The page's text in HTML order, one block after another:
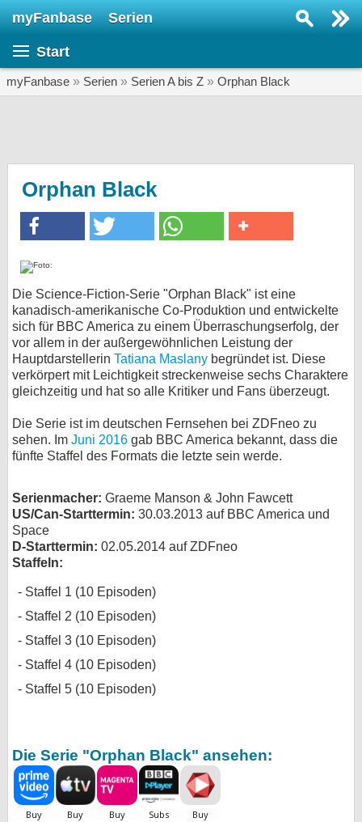
myFanbase Serien
Start
myFanbase » Serien » Serien A bis Z » Orphan Black
Orphan Black
Die Science-Fiction-Serie "Orphan Black" ist eine
kanadisch-amerikanische Co-Produktion und entwickelte
sich für BBC America zu einem Überraschungserfolg, der
vor allem in der außergewöhnlichen Leistung der
Hauptdarstellerin Tatiana Maslany begründet ist. Diese
verkörpert mit Leichtigkeit streckenweise sechs Charaktere
gleichzeitig und hat so alle Kritiker und Fans überzeugt.
Die Serie ist im deutschen Fernsehen bei ZDFneo zu
sehen. Im Juni 2016 gab BBC America bekannt, dass die
fünfte Staffel des Formats die letzte sein werde.
Serienmacher: Graeme Manson & John Fawcett
US/Can-Starttermin: 30.03.2013 auf BBC America und
Space
D-Starttermin: 02.05.2014 auf ZDFneo
Staffeln:
Staffel 1 (10 Episoden)
Staffel 2 (10 Episoden)
Staffel 3 (10 Episoden)
Staffel 4 (10 Episoden)
Staffel 5 (10 Episoden)
Die Serie "Orphan Black" ansehen:
SERIEN
Veranstaltungen
KULTUR
SERVICE
Gewinnspiele
Forum
bei X
bei Facebook
Nutzungsbedingungen
Datenschutz